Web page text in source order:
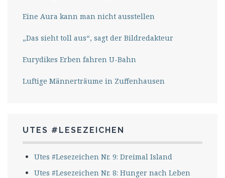
Eine Aura kann man nicht ausstellen
„Das sieht toll aus“, sagt der Bildredakteur
Eurydikes Erben fahren U-Bahn
Luftige Männerträume in Zuffenhausen
UTES #LESEZEICHEN
Utes #Lesezeichen Nr. 9: Dreimal Island
Utes #Lesezeichen Nr. 8: Hunger nach Leben